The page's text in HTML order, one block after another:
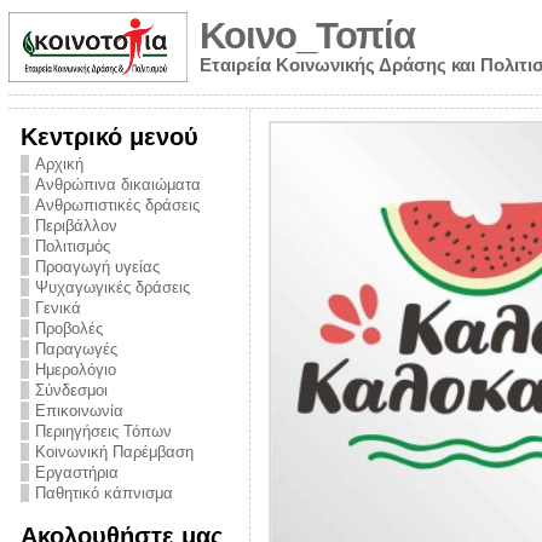
Κοινο_Τοπία
Εταιρεία Κοινωνικής Δράσης και
Κεντρικό μενού
Αρχική
Ανθρώπινα δικαιώματα
Ανθρωπιστικές δράσεις
Περιβάλλον
Πολιτισμός
Προαγωγή υγείας
Ψυχαγωγικές δράσεις
Γενικά
Προβολές
Παραγωγές
Ημερολόγιο
Σύνδεσμοι
Επικοινωνία
Περιηγήσεις Τόπων
Κοινωνική Παρέμβαση
Εργαστήρια
Παθητικό κάπνισμα
Ακολουθήστε μας
από την
την ημέρα
και
στο
Πρόληψης